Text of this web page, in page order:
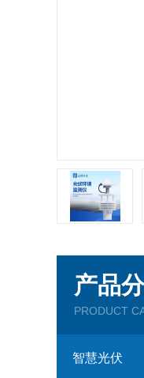
产品
PRODUCT
智慧光伏